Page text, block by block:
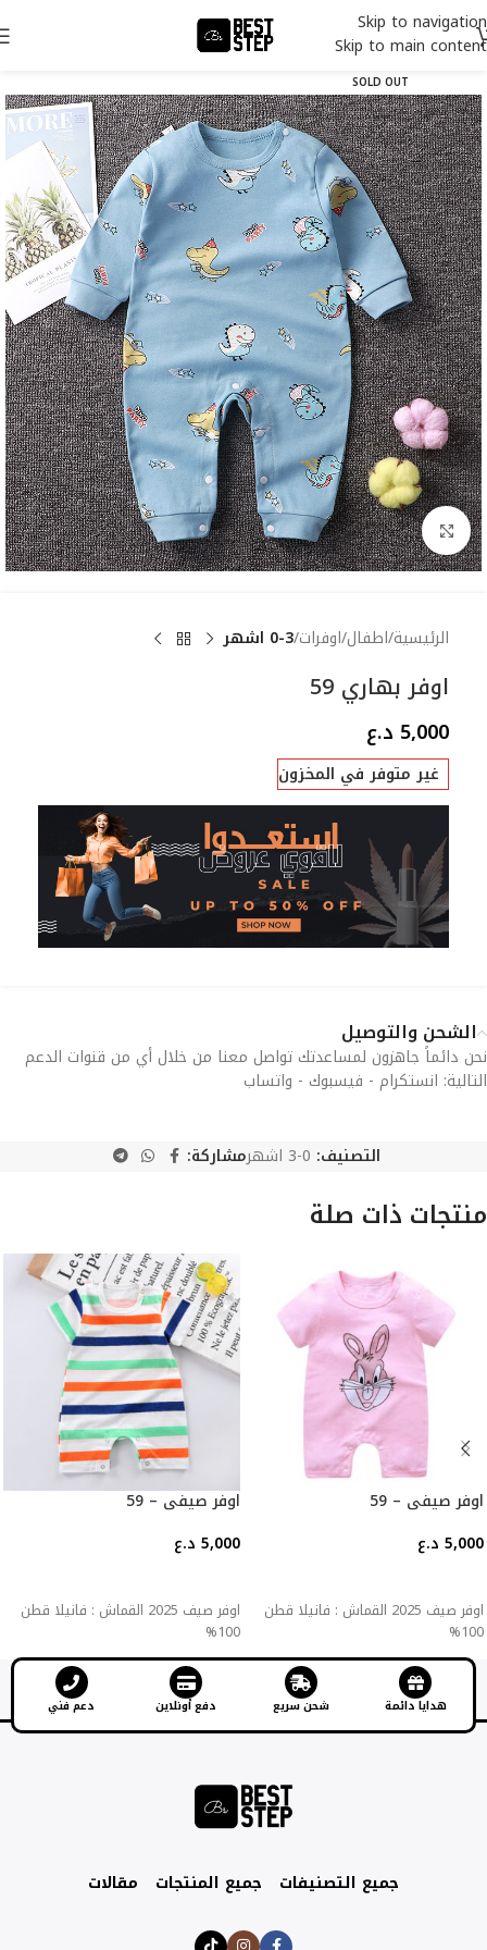
Skip to navigation
Skip to main content
SOLD OUT
Click to enlarge
الرئيسية اطفال اوفرات 0-3 اشهر
اوفر بهاري 59
5,000 د.ع
غير متوفر في المخزون
الشحن والتوصيل
نحن دائماً جاهزون لمساعدتك تواصل معنا من خلال أي من قنوات الدعم
التالية: انستكرام - فيسبوك - واتساب
التصنيف: 0-3 اشهر مشاركة:
منتجات ذات صلة
اوفر صيفي – 59
5,000 د.ع
اوفر صيف 2025 القماش : فانيلا قطن
100%
اوفر صيفي – 59
5,000 د.ع
اوفر صيف 2025 القماش : فانيلا قطن
100%
هدايا دائمة شحن سريع دفع أونلاين دعم فني
جميع التصنيفات جميع المنتجات مقالات